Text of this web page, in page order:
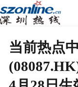
当前热点